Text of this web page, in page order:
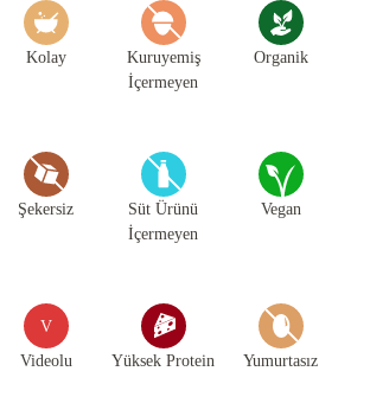
Kolay
Kuruyemiş
İçermeyen
Organik
Şekersiz
Süt Ürünü
İçermeyen
Vegan
V
Videolu Yüksek Protein Yumurtasız